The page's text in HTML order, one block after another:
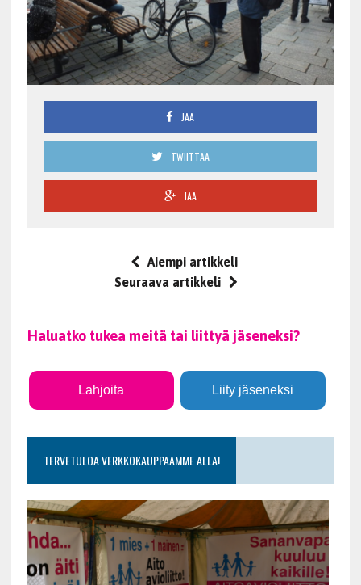
JAA
TWIITTAA
JAA
Aiempi artikkeli
Seuraava artikkeli
Haluatko tukea meitä tai liittyä jäseneksi?
Lahjoita Liity jäseneksi
TERVETULOA VERKKOKAUPPAAMME ALLA!